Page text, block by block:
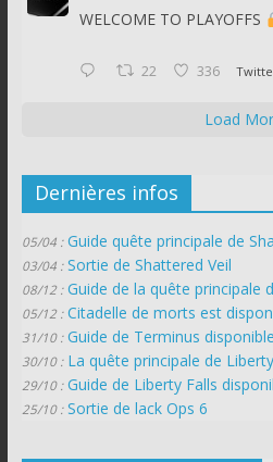
WELCOME TO PLAYOFFS
22 336
Load
Dernières infos
05/04 : Guide quête principale de
03/04 : Sortie de Shattered Veil
08/12 : Guide de la quête principale
05/12 : Citadelle de morts est
31/10 : Guide de Terminus disponible
30/10 : La quête principale de
29/10 : Guide de Liberty Falls
25/10 : Sortie de lack Ops 6